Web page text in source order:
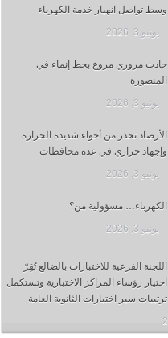
وسط تواصل انهيار خدمة الكهرباء
يونيو 3, 2026
حادث مروري مروع بخط إنماء في
المنصورة
يونيو 3, 2026
الأرصاد تحذر من أجواء شديدة الحرارة
وإجهاد حراري في عدة محافظات
يونيو 3, 2026
الكهرباء… مسؤولية من؟
يونيو 3, 2026
اللجنة الفرعية للاختبارات بالضالع تُقِرّ
اختيار رؤساء المراكز الاختبارية وتستكمل
ترتيبات سير اختبارات الثانوية العامة